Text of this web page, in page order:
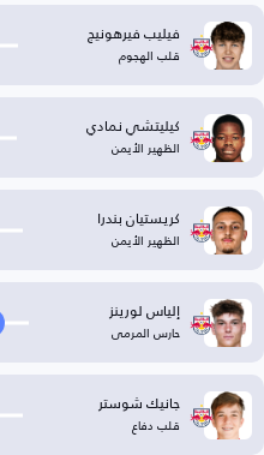
فيليب فيرهونيج
قلب الهجوم
كيليتشي نمادي
الظهير الأيمن
كريستيان بندرا
الظهير الأيمن
إلياس لورينز
حارس المرمى
جانيك شوستر
قلب دفاع